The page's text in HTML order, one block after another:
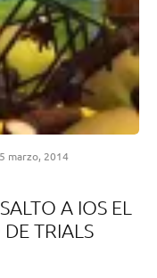
marzo, 2014
A IOS EL
TRIALS